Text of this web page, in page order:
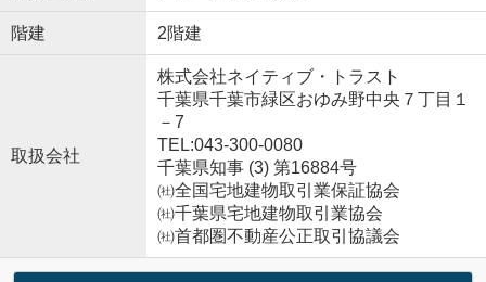
階建 2階建
取扱会社
株式会社ネイティブ・トラスト
千葉県千葉市緑区おゆみ野中央７丁目１
－7
TEL:043-300-0080
千葉県知事 (3) 第16884号
㈳全国宅地建物取引業保証協会
㈳千葉県宅地建物取引業協会
㈳首都圏不動産公正取引協議会